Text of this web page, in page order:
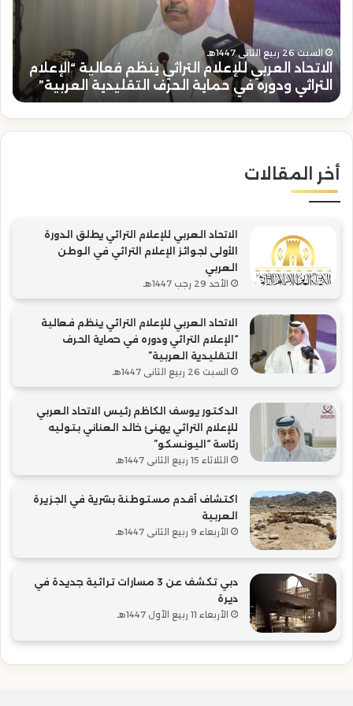
فعالية
“الإعلام
التراثي
ودوره
في
حماية
الحرف
التقليدية
السبت 26 ربيع الثاني 1447هـ
الاتحاد العربي للإعلام التراثي ينظم فعالية “الإعلام
التراثي ودوره في حماية الحرف التقليدية العربية”
أخر المقالات
الاتحاد العربي للإعلام التراثي يطلق الدورة
الأولى لجوائز الإعلام التراثي في الوطن
العربي
الأحد 29 رجب 1447هـ
الاتحاد العربي للإعلام التراثي ينظم فعالية
“الإعلام التراثي ودوره في حماية الحرف
التقليدية العربية”
السبت 26 ربيع الثاني 1447هـ
الدكتور يوسف الكاظم رئيس الاتحاد العربي
للإعلام التراثي يهنئ خالد العناني بتوليه
رئاسة “اليونسكو”
الثلاثاء 15 ربيع الثاني 1447هـ
اكتشاف أقدم مستوطنة بشرية في الجزيرة
العربية
الأربعاء 9 ربيع الثاني 1447هـ
دبي تكشف عن 3 مسارات تراثية جديدة في
ديرة
الأربعاء 11 ربيع الأول 1447هـ